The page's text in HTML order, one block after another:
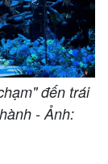
đến trái
- Ảnh: